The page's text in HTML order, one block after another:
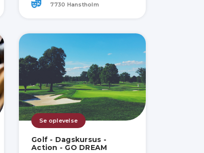
7730 Hanstholm
Se oplevelse
Golf - Dagskursus -
Action - GO DREAM